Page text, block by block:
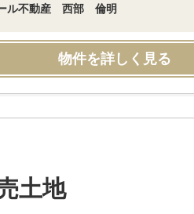
ル不動産 西部 倫明
物件を詳しく見る
土地